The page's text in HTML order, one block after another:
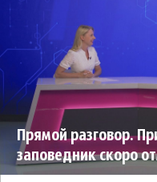
Прямой разговор.
заповедник скоро